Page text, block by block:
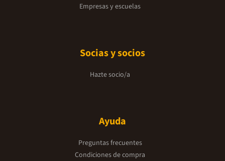
Empresas y escuelas
Socias y socios
Hazte socio/a
Ayuda
Preguntas frecuentes
Condiciones de compra